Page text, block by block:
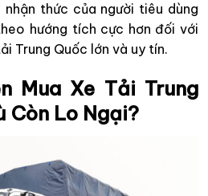
thức của người tiêu dùng
hướng tích cực hơn đối với
Trung Quốc lớn và uy tín.
Mua Xe Tải Trung
Còn Lo Ngại?